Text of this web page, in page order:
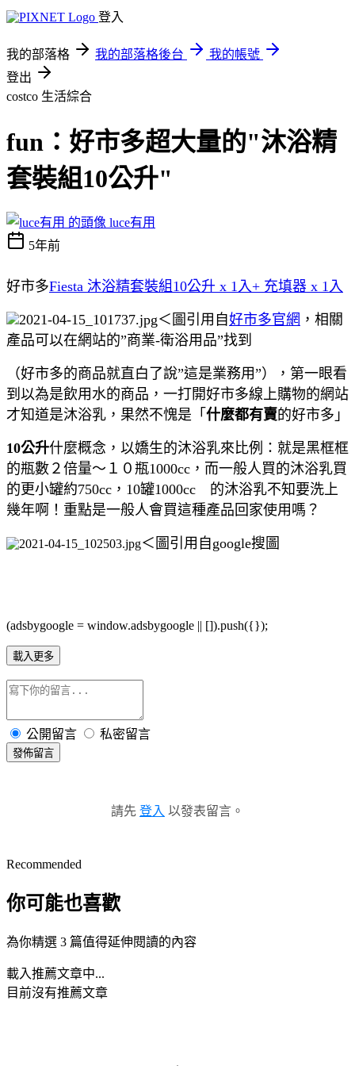
登入
我的部落格 我的部落格後台
我的帳號
登出
costco 生活綜合
fun：好市多超大量的"沐浴精
套裝組10公升"
luce有用
5年前
好市多Fiesta 沐浴精套裝組10公升 x 1入+ 充填器 x 1入
＜圖引用自好市多官網 ，相關
產品可以在網站的”商業-衛浴用品”找到
（好市多的商品就直白了說”這是業務用”），第一眼看
到以為是飲用水的商品，一打開好市多線上購物的網站
才知道是沐浴乳，果然不愧是「 什麼都有賣的好市多」
10公升什麼概念，以嬌生的沐浴乳來比例：就是黑框框
的瓶數２倍量～１０瓶1000cc，而一般人買的沐浴乳買
的更小罐約750cc，10罐1000cc 的沐浴乳不知要洗上
幾年啊！重點是一般人會買這種產品回家使用嗎？
＜圖引用自google搜圖
(adsbygoogle = window.adsbygoogle || []).push({});
載入更多
公開留言 私密留言
發佈留言
請先 登入 以發表留言。
Recommended
你可能也喜歡
為你精選 3 篇值得延伸閱讀的內容
載入推薦文章中...
目前沒有推薦文章